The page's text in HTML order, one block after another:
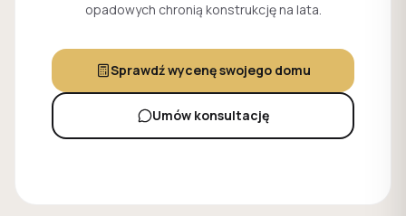
opadowych chronią konstrukcję na lata.
Sprawdź wycenę swojego domu
Umów konsultację